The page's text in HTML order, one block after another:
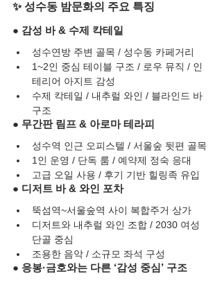
✨ 성수동 밤문화의 주요 특징
● 감성 바 & 수제 칵테일
성수연방 주변 골목 / 성수동 카페거리
1~2인 중심 테이블 구조 / 로우 뮤직 / 인
테리어 아지트 감성
수제 칵테일 / 내추럴 와인 / 블라인드 바
구조
● 무간판 림프 & 아로마 테라피
성수역 인근 오피스텔 / 서울숲 뒷편 골목
1인 운영 / 단독 룸 / 예약제 정숙 응대
고급 오일 사용 / 후기 기반 힐링족 유입
● 디저트 바 & 와인 포차
뚝섬역~서울숲역 사이 복합주거 상가
디저트와 내추럴 와인 조합 / 2030 여성
단골 중심
조용한 음악 / 소규모 좌석 구성
● 응봉·금호와는 다른 ‘감성 중심’ 구조